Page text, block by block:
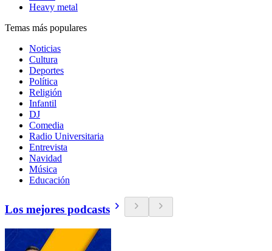
Heavy metal
Temas más populares
Noticias
Cultura
Deportes
Política
Religión
Infantil
DJ
Comedia
Radio Universitaria
Entrevista
Navidad
Música
Educación
Los mejores podcasts